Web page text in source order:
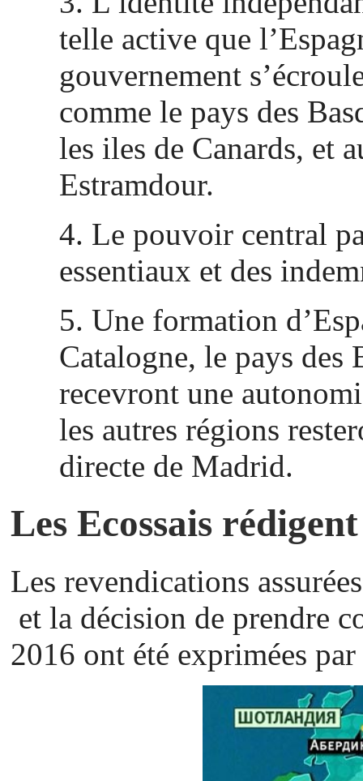
telle active que
gouvernement
comme le pays des
les iles de Canards, et
Estramdour.
4. Le pouvoir central
essentiaux et des
5. Une formation
Catalogne, le pays des
recevront une
les autres régions
directe de Madrid.
Les Ecossais
Les revendications
et la décision de prendre
2016 ont été exprimées